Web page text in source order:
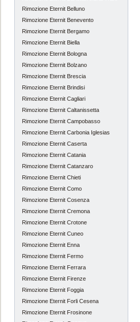
Rimozione Eternit Belluno
Rimozione Eternit Benevento
Rimozione Eternit Bergamo
Rimozione Eternit Biella
Rimozione Eternit Bologna
Rimozione Eternit Bolzano
Rimozione Eternit Brescia
Rimozione Eternit Brindisi
Rimozione Eternit Cagliari
Rimozione Eternit Caltanissetta
Rimozione Eternit Campobasso
Rimozione Eternit Carbonia Iglesias
Rimozione Eternit Caserta
Rimozione Eternit Catania
Rimozione Eternit Catanzaro
Rimozione Eternit Chieti
Rimozione Eternit Como
Rimozione Eternit Cosenza
Rimozione Eternit Cremona
Rimozione Eternit Crotone
Rimozione Eternit Cuneo
Rimozione Eternit Enna
Rimozione Eternit Fermo
Rimozione Eternit Ferrara
Rimozione Eternit Firenze
Rimozione Eternit Foggia
Rimozione Eternit Forli Cesena
Rimozione Eternit Frosinone